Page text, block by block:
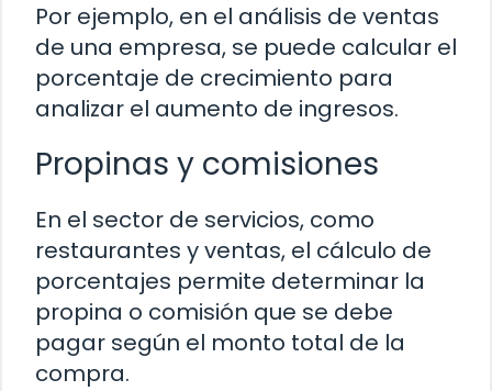
Por ejemplo, en el análisis de ventas
de una empresa, se puede calcular el
porcentaje de crecimiento para
analizar el aumento de ingresos.
Propinas y comisiones
En el sector de servicios, como
restaurantes y ventas, el cálculo de
porcentajes permite determinar la
propina o comisión que se debe
pagar según el monto total de la
compra.